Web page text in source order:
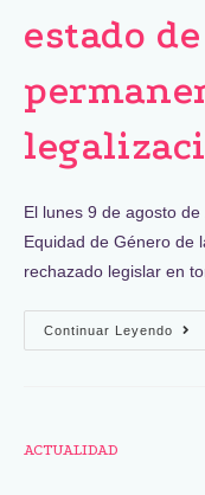
estado
El lunes 9 de agosto
Equidad de Género de
rechazado legislar en
Continuar Leyendo
ACTUALIDAD